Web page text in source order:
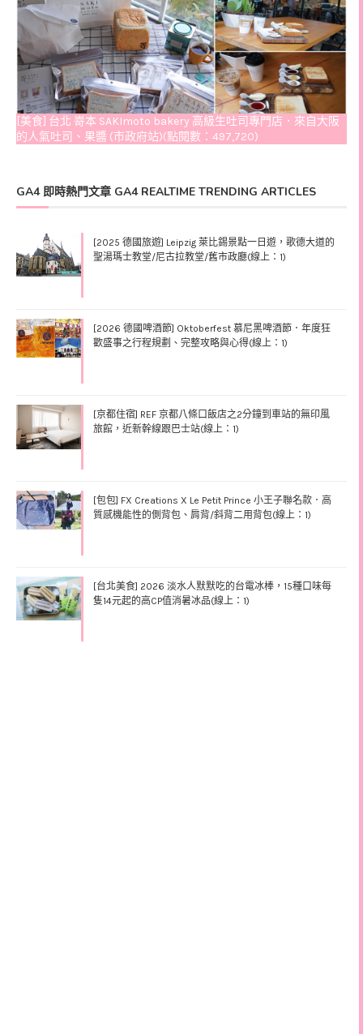
[美食] 台北 嵜本 SAKImoto bakery 高級生吐司專門店．來自大阪
的人氣吐司、果醬 (市政府站)(點閱數：497,720)
GA4 即時熱門文章 GA4 REALTIME TRENDING ARTICLES
[2025 德國旅遊] Leipzig 萊比錫景點一日遊，歌德大道的
聖湯瑪士教堂/尼古拉教堂/舊市政廳(線上：1)
[2026 德國啤酒節] Oktoberfest 慕尼黑啤酒節．年度狂
歡盛事之行程規劃、完整攻略與心得(線上：1)
[京都住宿] REF 京都八條口飯店之2分鐘到車站的無印風
旅館，近新幹線跟巴士站(線上：1)
[包包] FX Creations X Le Petit Prince 小王子聯名款．高
質感機能性的側背包、肩背/斜背二用背包(線上：1)
[台北美食] 2026 淡水人默默吃的台電冰棒，15種口味每
隻14元起的高CP值消暑冰品(線上：1)